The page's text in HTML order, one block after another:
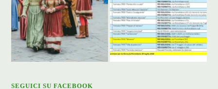
SEGUICI SU FACEBOOK